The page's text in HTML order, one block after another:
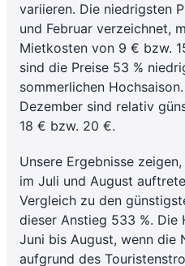
variieren. Die niedrigsten
und Februar verzeichnet,
Mietkosten von 9 € bzw.
sind die Preise 53 %
sommerlichen
Dezember sind relativ
18 € bzw. 20 €.
Unsere Ergebnisse
im Juli und August
Vergleich zu den
dieser Anstieg 533 %.
Juni bis August, wenn die
aufgrund des